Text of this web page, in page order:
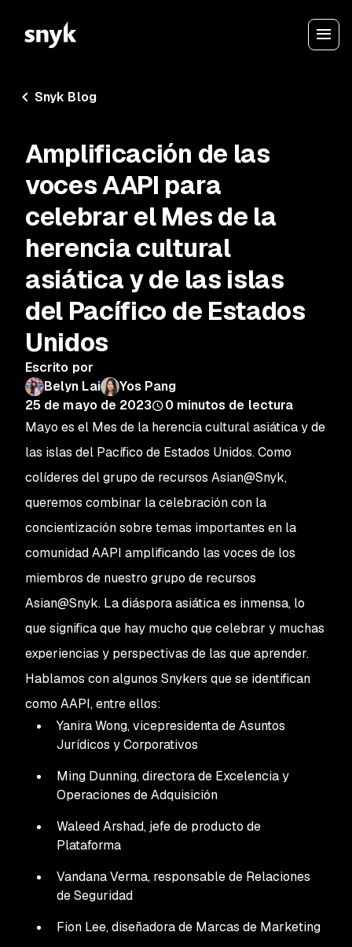
Snyk Blog
Amplificación de las
voces AAPI para
celebrar el Mes de la
herencia cultural
asiática y de las islas
del Pacífico de Estados
Unidos
Escrito por
Belyn Lai
Yos Pang
25 de mayo de 2023
0 minutos de lectura
Mayo es el Mes de la herencia cultural asiática y de
las islas del Pacífico de Estados Unidos. Como
colíderes del grupo de recursos Asian@Snyk,
queremos combinar la celebración con la
concientización sobre temas importantes en la
comunidad AAPI amplificando las voces de los
miembros de nuestro grupo de recursos
Asian@Snyk. La diáspora asiática es inmensa, lo
que significa que hay mucho que celebrar y muchas
experiencias y perspectivas de las que aprender.
Hablamos con algunos Snykers que se identifican
como AAPI, entre ellos:
Yanira Wong, vicepresidenta de Asuntos
Jurídicos y Corporativos
Ming Dunning, directora de Excelencia y
Operaciones de Adquisición
Waleed Arshad, jefe de producto de
Plataforma
Vandana Verma, responsable de Relaciones
de Seguridad
Fion Lee, diseñadora de Marcas de Marketing